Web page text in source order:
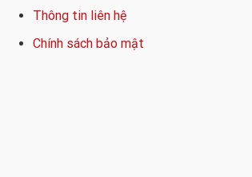
Thông tin liên hệ
Chính sách bảo mật